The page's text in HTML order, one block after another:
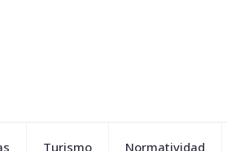
Turismo Normatividad